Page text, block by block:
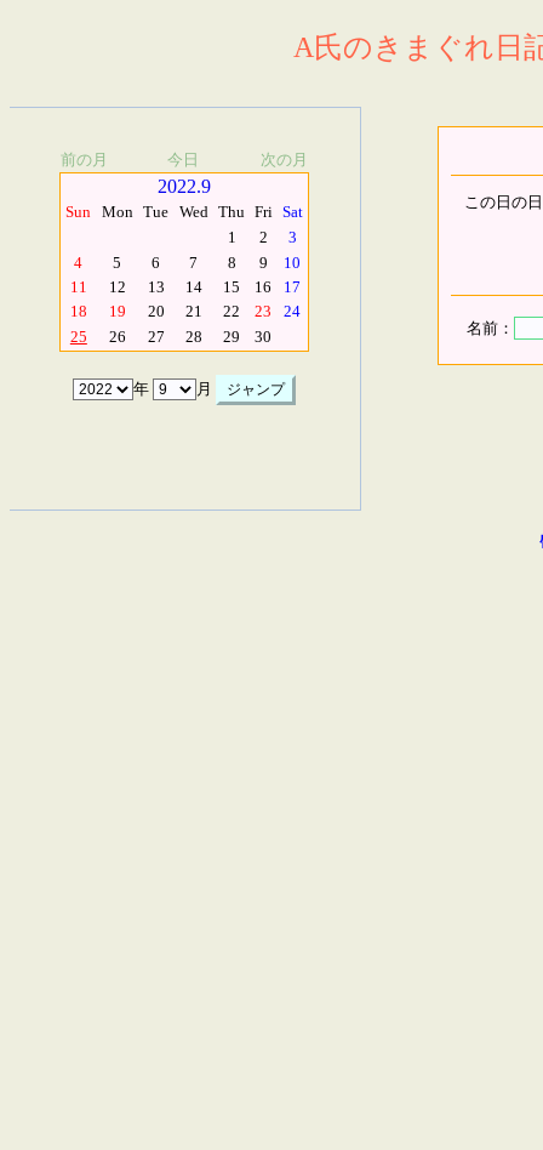
A氏のきまぐれ日
前の月 今日 次の月
2022.9
Sun Mon Tue Wed Thu Fri Sat
1
2
3
4
5 6 7 8 9
10
11
12 13 14 15 16
17
18
19 20 21 22 23
24
25
26 27 28 29 30
年 月
この日の
名前：